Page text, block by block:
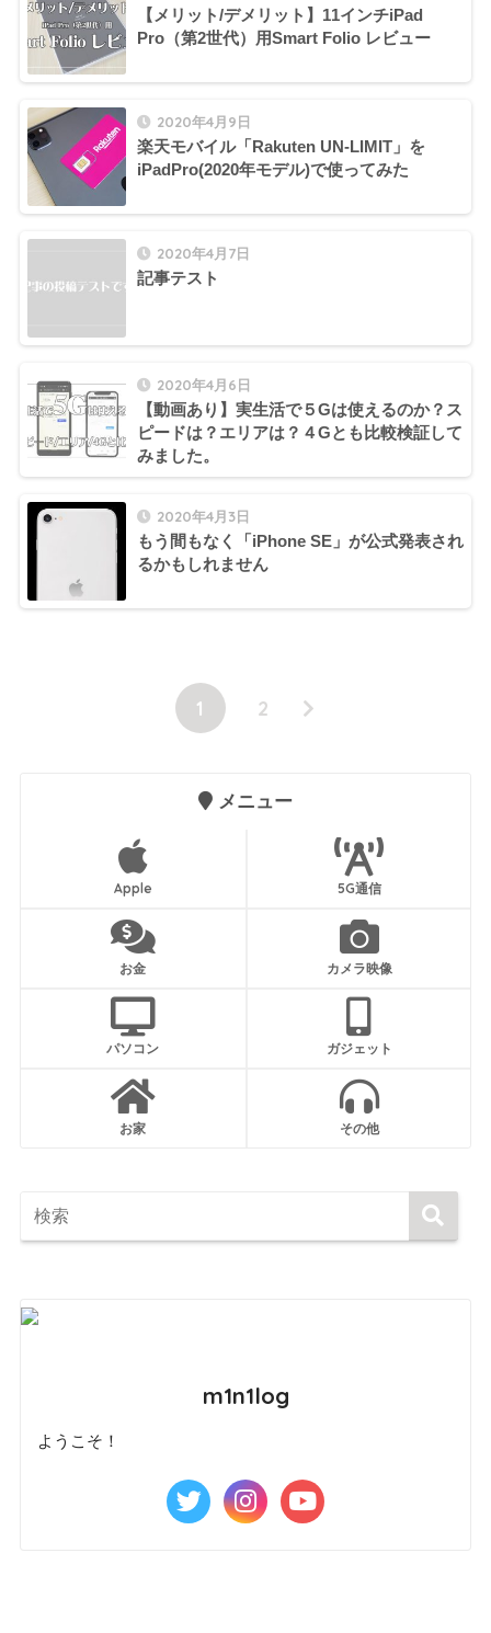
【メリット/デメリット】11インチiPad
Pro（第2世代）用Smart Folio レビュー
2020年4月9日
楽天モバイル「Rakuten UN-LIMIT」を
iPadPro(2020年モデル)で使ってみた
2020年4月7日
記事テスト
2020年4月6日
【動画あり】実生活で５Gは使えるのか？ス
ピードは？エリアは？４Gとも比較検証して
みました。
2020年4月3日
もう間もなく「iPhone SE」が公式発表され
るかもしれません
1 2
メニュー
Apple 5G通信
お金 カメラ映像
パソコン ガジェット
お家 その他
m1n1log
ようこそ！